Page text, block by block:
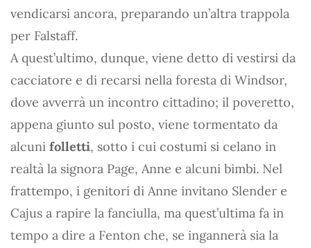
vendicarsi ancora, preparando un’altra trappola
per Falstaff.
A quest’ultimo, dunque, viene detto di vestirsi da
cacciatore e di recarsi nella foresta di Windsor,
dove avverrà un incontro cittadino; il poveretto,
appena giunto sul posto, viene tormentato da
alcuni folletti, sotto i cui costumi si celano in
realtà la signora Page, Anne e alcuni bimbi. Nel
frattempo, i genitori di Anne invitano Slender e
Cajus a rapire la fanciulla, ma quest’ultima fa in
tempo a dire a Fenton che, se ingannerà sia la